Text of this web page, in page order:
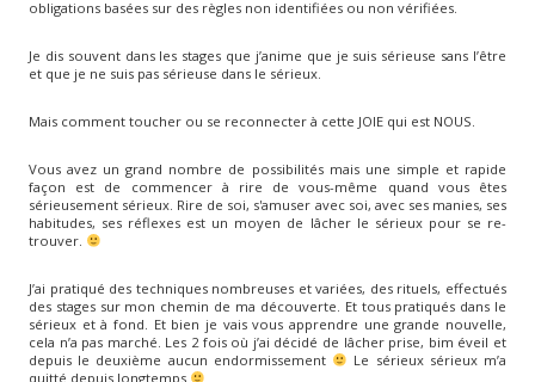
obligations basées sur des règles non identifiées ou non vérifiées.
Je dis souvent dans les stages que j’anime que je suis sérieuse sans l’être
et que je ne suis pas sérieuse dans le sérieux.
Mais comment toucher ou se reconnecter à cette JOIE qui est NOUS.
Vous avez un grand nombre de possibilités mais une simple et rapide
façon est de commencer à rire de vous-même quand vous êtes
sérieusement sérieux. Rire de soi, s'amuser avec soi, avec ses manies, ses
habitudes, ses réflexes est un moyen de lâcher le sérieux pour se re-
trouver.
J’ai pratiqué des techniques nombreuses et variées, des rituels, effectués
des stages sur mon chemin de ma découverte. Et tous pratiqués dans le
sérieux et à fond. Et bien je vais vous apprendre une grande nouvelle,
cela n’a pas marché. Les 2 fois où j’ai décidé de lâcher prise, bim éveil et
depuis le deuxième aucun endormissement
Le sérieux sérieux m’a
quitté depuis longtemps